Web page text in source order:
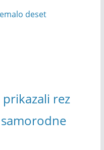
deset
prikazali rez